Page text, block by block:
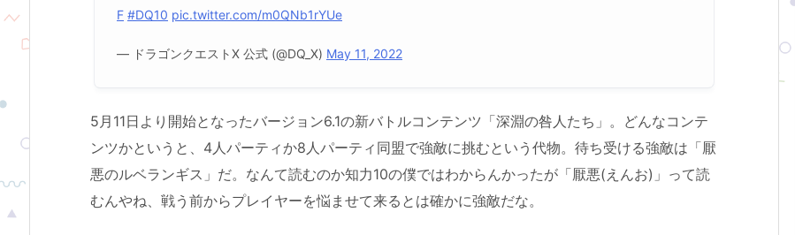
F #DQ10 pic.twitter.com/m0QNb1rYUe
— ドラゴンクエストX 公式 (@DQ_X) May 11, 2022
5月11日より開始となったバージョン6.1の新バトルコンテンツ「深淵の咎人たち」。どんなコンテ
ンツかというと、4人パーティか8人パーティ同盟で強敵に挑むという代物。待ち受ける強敵は「厭
悪のルベランギス」だ。なんて読むのか知力10の僕ではわからんかったが「厭悪(えんお)」って読
むんやね、戦う前からプレイヤーを悩ませて来るとは確かに強敵だな。